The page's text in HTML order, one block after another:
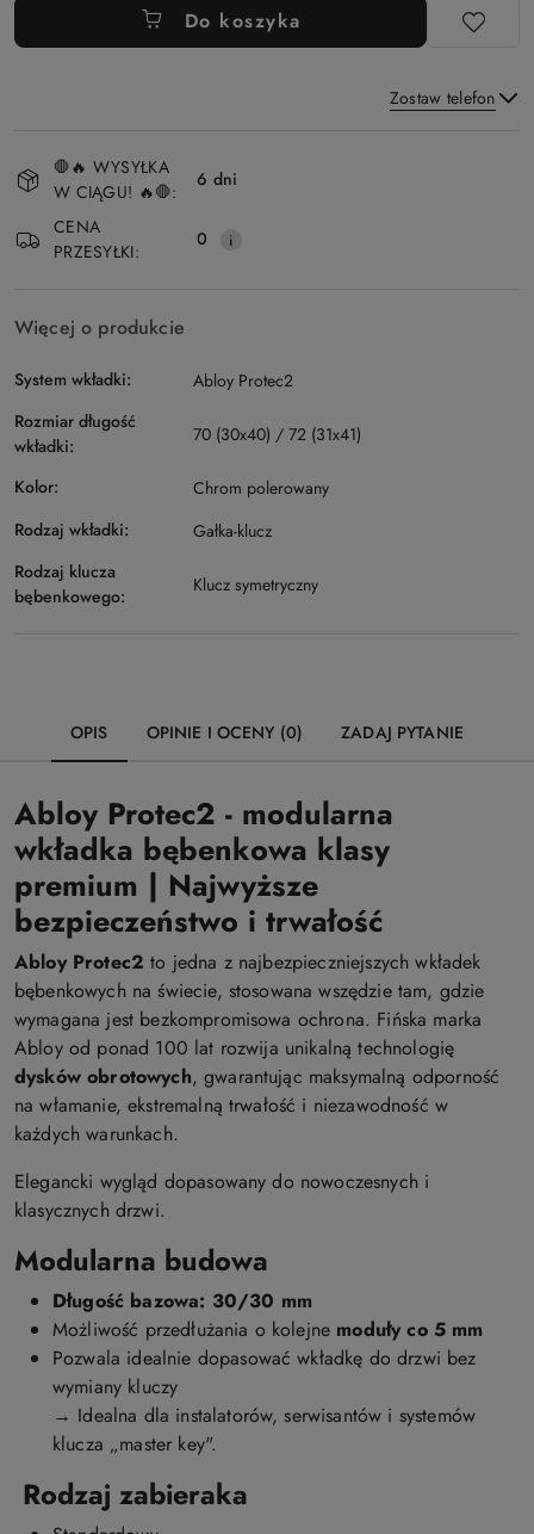
Do koszyka
Zostaw telefon
i
dostawa
🛑🔥 WYSYŁKA
W CIĄGU! 🔥🛑:
6 dni
CENA
PRZESYŁKI:
0
Więcej o produkcie
System wkładki:
Abloy Protec2
Rozmiar długość
wkładki:
70 (30x40) / 72 (31x41)
Kolor:
Chrom polerowany
Rodzaj wkładki:
Gałka-klucz
Rodzaj klucza
bębenkowego:
Klucz symetryczny
OPIS OPINIE I OCENY (0) ZADAJ PYTANIE
Abloy Protec2 - modularna
wkładka bębenkowa klasy
premium | Najwyższe
bezpieczeństwo i trwałość
Abloy Protec2 to jedna z najbezpieczniejszych wkładek
bębenkowych na świecie, stosowana wszędzie tam, gdzie
wymagana jest bezkompromisowa ochrona. Fińska marka
Abloy od ponad 100 lat rozwija unikalną technologię
dysków obrotowych, gwarantując maksymalną odporność
na włamanie, ekstremalną trwałość i niezawodność w
każdych warunkach.
Elegancki wygląd dopasowany do nowoczesnych i
klasycznych drzwi.
Modularna budowa
Długość bazowa: 30/30 mm
Możliwość przedłużania o kolejne moduły co 5 mm
Pozwala idealnie dopasować wkładkę do drzwi bez
wymiany kluczy
→ Idealna dla instalatorów, serwisantów i systemów
klucza „master key".
Rodzaj zabieraka